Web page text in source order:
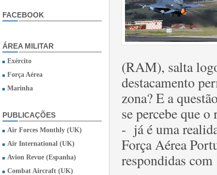
FACEBOOK
ÁREA MILITAR
Exército
Força Aérea
Marinha
PUBLICAÇÕES
Air Forces Monthly (UK)
Air International (UK)
Avion Revue (Espanha)
Combat Aircraft (UK)
(RAM), salta
destacamento
zona? E a
se percebe que
- já é uma
Força Aérea
respondidas